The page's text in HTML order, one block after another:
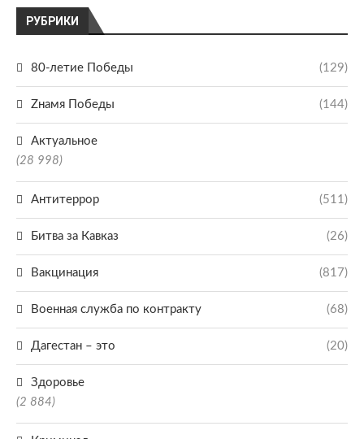
РУБРИКИ
80-летие Победы (129)
Zнамя Победы (144)
Актуальное
(28 998)
Антитеррор (511)
Битва за Кавказ (26)
Вакцинация (817)
Военная служба по контракту (68)
Дагестан – это (20)
Здоровье
(2 884)